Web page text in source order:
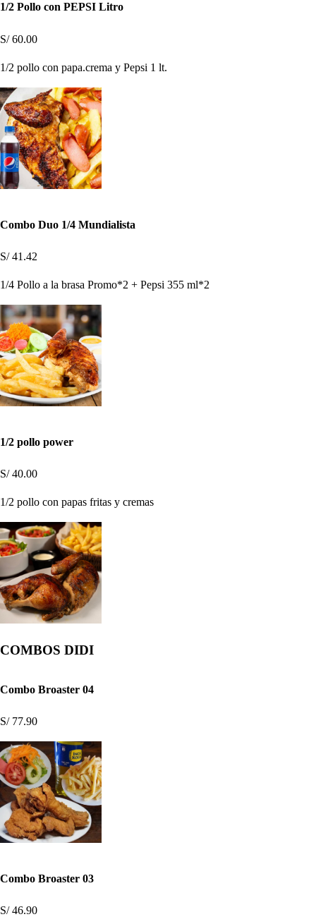
1/2 Pollo con PEPSI Litro
S/ 60.00
1/2 pollo con papa.crema y Pepsi 1 lt.
Combo Duo 1/4 Mundialista
S/ 41.42
1/4 Pollo a la brasa Promo*2 + Pepsi 355 ml*2
1/2 pollo power
S/ 40.00
1/2 pollo con papas fritas y cremas
COMBOS DIDI
Combo Broaster 04
S/ 77.90
Combo Broaster 03
S/ 46.90